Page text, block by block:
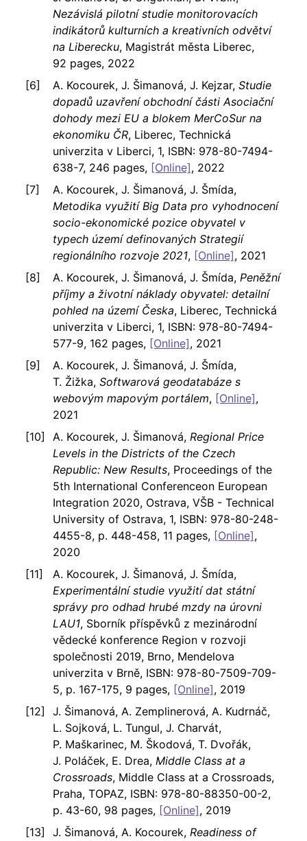
Nezávislá pilotní studie monitorovacích
indikátorů kulturních a kreativních odvětví
na Liberecku, Magistrát města Liberec,
92 pages, 2022
A. Kocourek, J. Šimanová, J. Kejzar, Studie
dopadů uzavření obchodní části Asociační
dohody mezi EU a blokem MerCoSur na
ekonomiku ČR, Liberec, Technická
univerzita v Liberci, 1, ISBN: 978-80-7494-
638-7, 246 pages, [Online], 2022
A. Kocourek, J. Šimanová, J. Šmída,
Metodika využití Big Data pro vyhodnocení
socio-ekonomické pozice obyvatel v
typech území definovaných Strategií
regionálního rozvoje 2021, [Online], 2021
A. Kocourek, J. Šimanová, J. Šmída, Peněžní
příjmy a životní náklady obyvatel: detailní
pohled na území Česka, Liberec, Technická
univerzita v Liberci, 1, ISBN: 978-80-7494-
577-9, 162 pages, [Online], 2021
A. Kocourek, J. Šimanová, J. Šmída,
T. Žižka, Softwarová geodatabáze s
webovým mapovým portálem, [Online],
2021
A. Kocourek, J. Šimanová, Regional Price
Levels in the Districts of the Czech
Republic: New Results, Proceedings of the
5th International Conferenceon European
Integration 2020, Ostrava, VŠB - Technical
University of Ostrava, 1, ISBN: 978-80-248-
4455-8, p. 448-458, 11 pages, [Online],
2020
A. Kocourek, J. Šimanová, J. Šmída,
Experimentální studie využití dat státní
správy pro odhad hrubé mzdy na úrovni
LAU1, Sborník příspěvků z mezinárodní
vědecké konference Region v rozvoji
společnosti 2019, Brno, Mendelova
univerzita v Brně, ISBN: 978-80-7509-709-
5, p. 167-175, 9 pages, [Online], 2019
J. Šimanová, A. Zemplinerová, A. Kudrnáč,
L. Sojková, L. Tungul, J. Charvát,
P. Maškarinec, M. Škodová, T. Dvořák,
J. Poláček, E. Drea, Middle Class at a
Crossroads, Middle Class at a Crossroads,
Praha, TOPAZ, ISBN: 978-80-88350-00-2,
p. 43-60, 98 pages, [Online], 2019
J. Šimanová, A. Kocourek, Readiness of